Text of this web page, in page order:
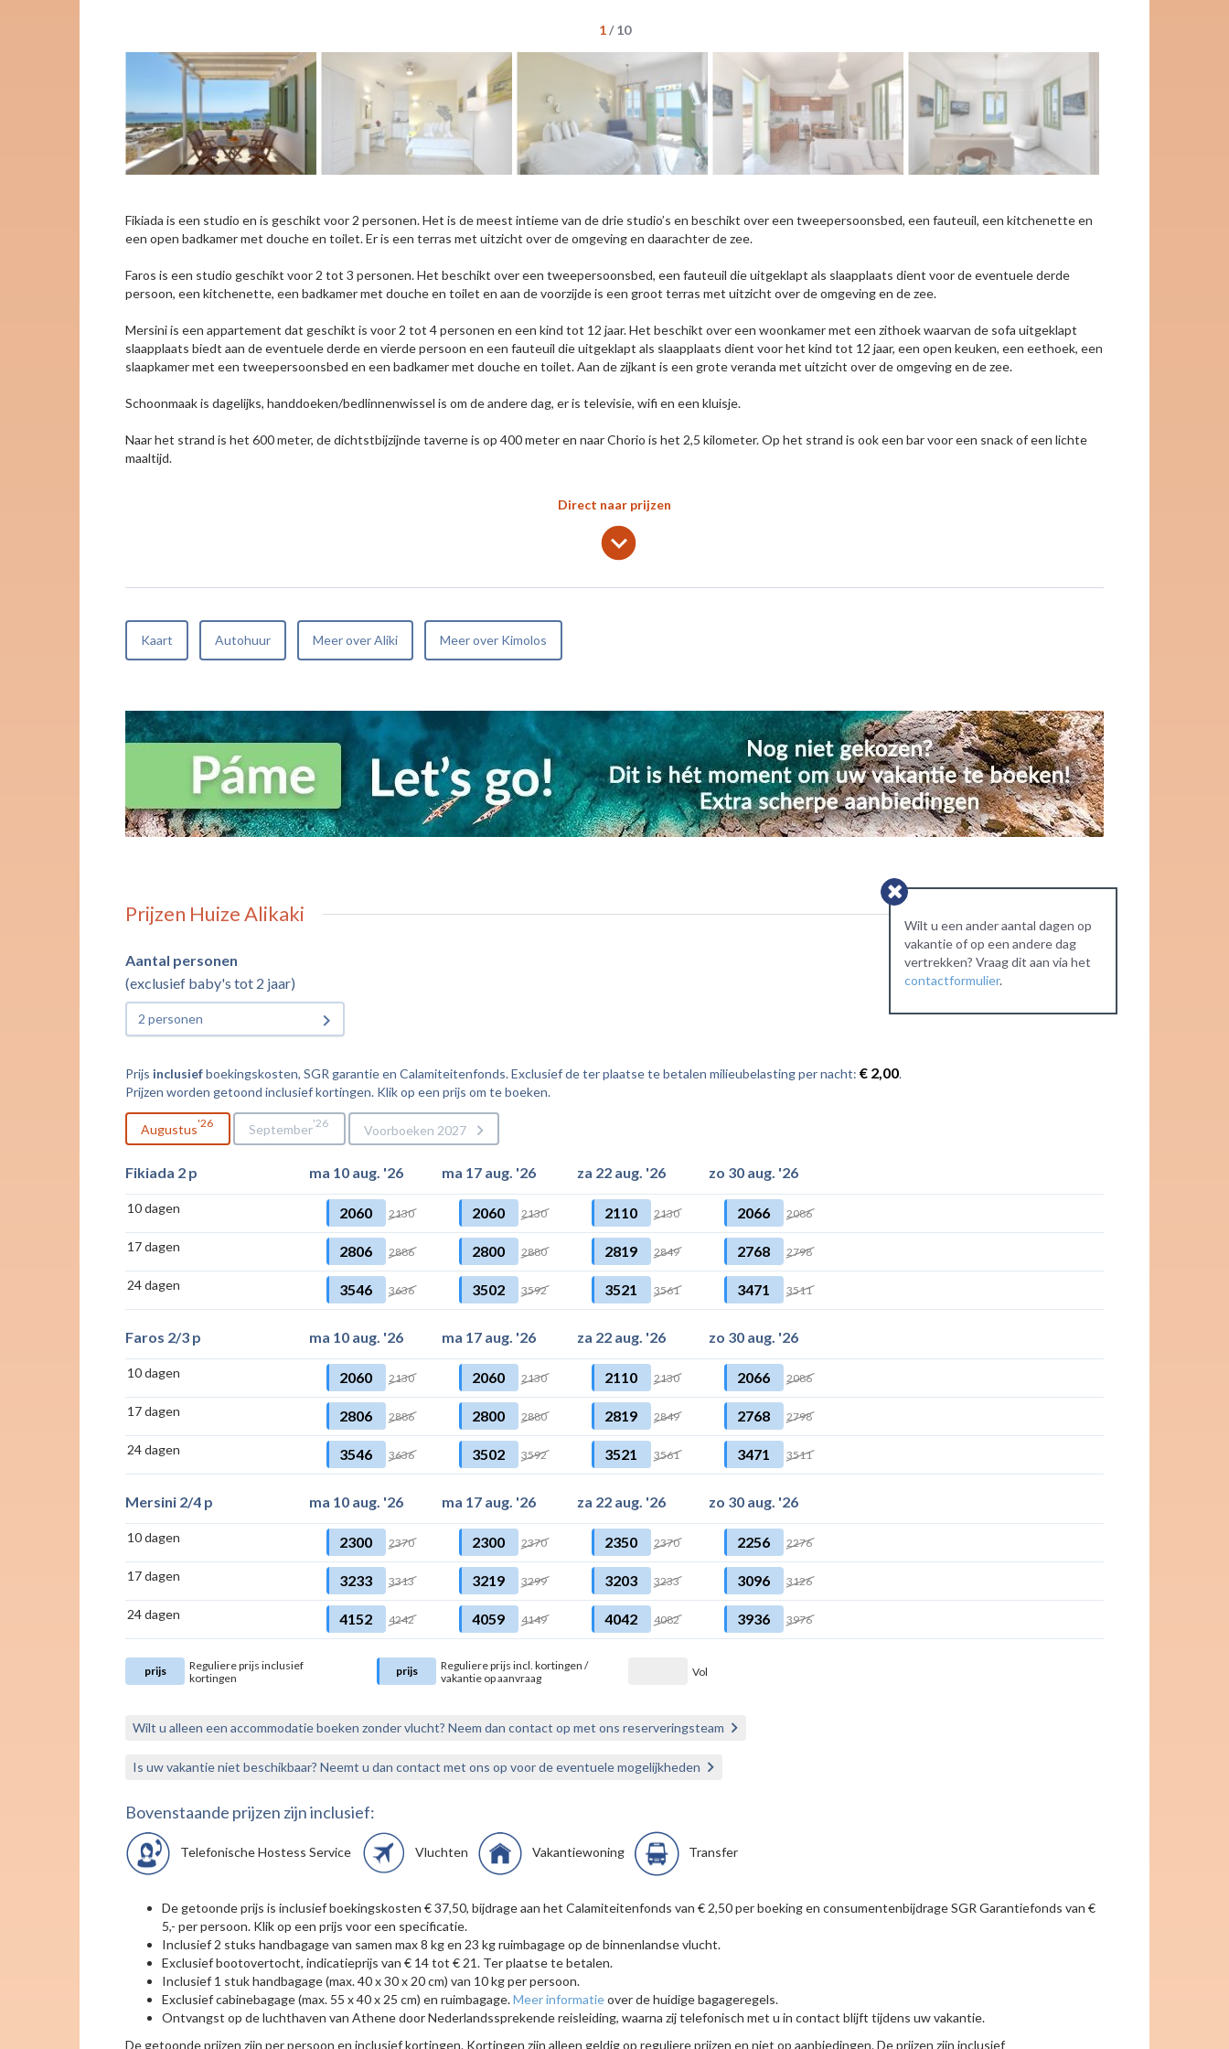
1/10
Fikiada is een studio en is geschikt voor 2 personen. Het is de meest intieme van de drie studio’s en beschikt over een tweepersoonsbed, een fauteuil, een kitchenette en
een open badkamer met douche en toilet. Er is een terras met uitzicht over de omgeving en daarachter de zee.
Faros is een studio geschikt voor 2 tot 3 personen. Het beschikt over een tweepersoonsbed, een fauteuil die uitgeklapt als slaapplaats dient voor de eventuele derde
persoon, een kitchenette, een badkamer met douche en toilet en aan de voorzijde is een groot terras met uitzicht over de omgeving en de zee.
Mersini is een appartement dat geschikt is voor 2 tot 4 personen en een kind tot 12 jaar. Het beschikt over een woonkamer met een zithoek waarvan de sofa uitgeklapt
slaapplaats biedt aan de eventuele derde en vierde persoon en een fauteuil die uitgeklapt als slaapplaats dient voor het kind tot 12 jaar, een open keuken, een eethoek, een
slaapkamer met een tweepersoonsbed en een badkamer met douche en toilet. Aan de zijkant is een grote veranda met uitzicht over de omgeving en de zee.
Schoonmaak is dagelijks, handdoeken/bedlinnenwissel is om de andere dag, er is televisie, wifi en een kluisje.
Naar het strand is het 600 meter, de dichtstbijzijnde taverne is op 400 meter en naar Chorio is het 2,5 kilometer. Op het strand is ook een bar voor een snack of een lichte
maaltijd.
Direct naar prijzen
lens
keyboard_arrow_down
Kaart Autohuur Meer over Aliki Meer over Kimolos
Prijzen Huize Alikaki
Wilt u een ander aantal dagen op
vakantie of op een andere dag
vertrekken? Vraag dit aan via het
contactformulier.
Aantal personen
(exclusief baby's tot 2 jaar)
2 personen
Prijs inclusiefboekingskosten, SGR garantie en Calamiteitenfonds. Exclusief de ter plaatse te betalen milieubelasting per nacht: € 2,00.
Prijzen worden getoond inclusief kortingen. Klik op een prijs om te boeken.
Augustus 26 September 26 Voorboeken 2027
Fikiada 2 p ma 10 aug. '26 ma 17 aug. '26 za 22 aug. '26 zo 30 aug. '26
10 dagen 2060 2130 2060 2130 2110 2130 2066 2086
17 dagen 2806 2886 2800 2880 2819 2849 2768 2798
24 dagen 3546 3636 3502 3592 3521 3561 3471 3511
Faros 2/3 p ma 10 aug. '26 ma 17 aug. '26 za 22 aug. '26 zo 30 aug. '26
10 dagen 2060 2130 2060 2130 2110 2130 2066 2086
17 dagen 2806 2886 2800 2880 2819 2849 2768 2798
24 dagen 3546 3636 3502 3592 3521 3561 3471 3511
Mersini 2/4 p ma 10 aug. '26 ma 17 aug. '26 za 22 aug. '26 zo 30 aug. '26
10 dagen 2300 2370 2300 2370 2350 2370 2256 2276
17 dagen 3233 3313 3219 3299 3203 3233 3096 3126
24 dagen 4152 4242 4059 4149 4042 4082 3936 3976
prijs
Reguliere prijs inclusief
kortingen
prijs
Reguliere prijs incl. kortingen /
vakantie op aanvraag
Vol
Wilt u alleen een accommodatie boeken zonder vlucht? Neem dan contact op met ons reserveringsteam
Is uw vakantie niet beschikbaar? Neemt u dan contact met ons op voor de eventuele mogelijkheden
Bovenstaande prijzen zijn inclusief:
Telefonische Hostess Service Vluchten Vakantiewoning Transfer
De getoonde prijs is inclusief boekingskosten € 37,50, bijdrage aan het Calamiteitenfonds van € 2,50 per boeking en consumentenbijdrage SGR Garantiefonds van €
5,- per persoon. Klik op een prijs voor een specificatie.
Inclusief 2 stuks handbagage van samen max 8 kg en 23 kg ruimbagage op de binnenlandse vlucht.
Exclusief bootovertocht, indicatieprijs van € 14 tot € 21. Ter plaatse te betalen.
Inclusief 1 stuk handbagage (max. 40 x 30 x 20 cm) van 10 kg per persoon.
Exclusief cabinebagage (max. 55 x 40 x 25 cm) en ruimbagage.Meer informatieover de huidige bagageregels.
Ontvangst op de luchthaven van Athene door Nederlandssprekende reisleiding, waarna zij telefonisch met u in contact blijft tijdens uw vakantie.
De getoonde prijzen zijn per persoon en inclusief kortingen. Kortingen zijn alleen geldig op reguliere prijzen en niet op aanbiedingen. De prijzen zijn inclusief